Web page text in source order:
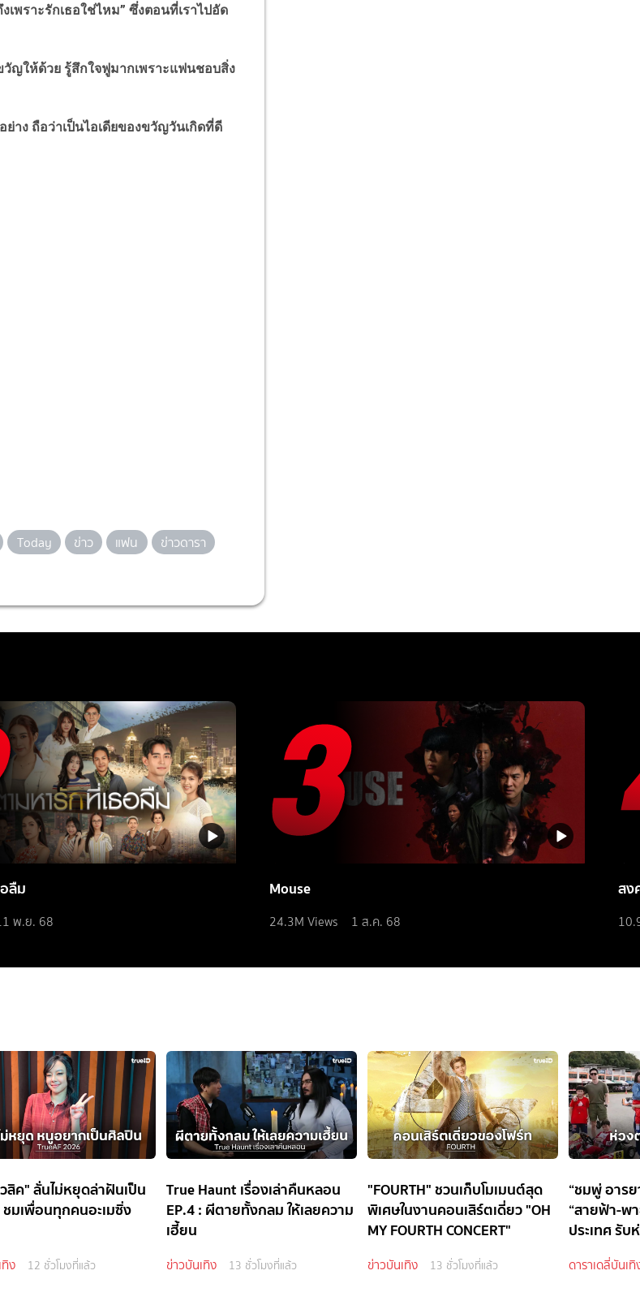
พราะรักเธอใช่ไหม” ซึ่งตอนที่เราไปอัด
ให้ด้วย รู้สึกใจฟูมากเพราะแฟนชอบสิ่ง
ง ถือว่าเป็นไอเดียของขวัญวันเกิดที่ดี
Today ข่าว แฟน ข่าวดารา
ลืม
พ.ย. 68
Mouse
24.3M Views 1 ส.ค. 68
สง
สิค" ลั่นไม่หยุดล่าฝันเป็น
มเพื่อนทุกคนอะเมซิ่ง
ง 12 ชั่วโมงที่แล้ว
True Haunt เรื่องเล่าคืนหลอน
EP.4 : ผีตายทั้งกลม ให้เลยความ
เฮี้ยน
ข่าวบันเทิง 13 ชั่วโมงที่แล้ว
"FOURTH" ชวนเก็บโมเมนต์สุด
พิเศษในงานคอนเสิร์ตเดี่ยว "OH
MY FOURTH CONCERT"
ข่าวบันเทิง 13 ชั่วโมงที่แล้ว
“ชมพู่ อาร
“สายฟ้า-พ
ประเทศ รั
ดาราเดลี่บันเทิ